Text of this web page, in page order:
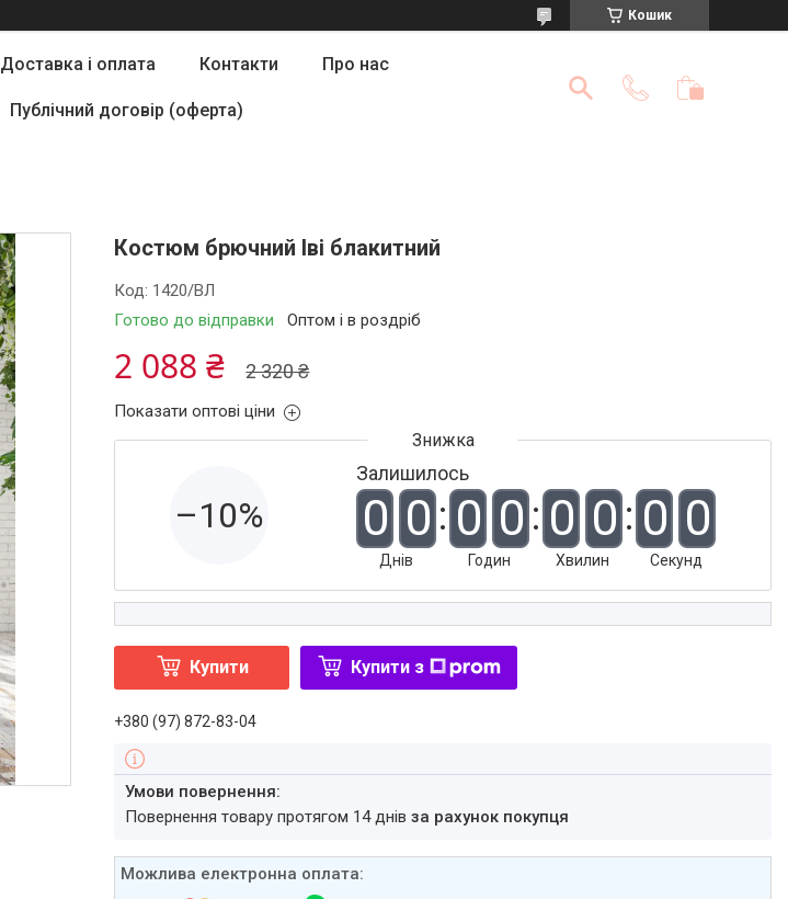
Кошик
Доставка і оплата Контакти Про нас
Публічний договір (оферта)
Костюм брючний Іві блакитний
Готово до відправки Оптом і в роздріб
Код: 1420/ВЛ
2 320 ₴
2 088 ₴
Показати оптові ціни
–10%
Залишилось
0 0
Днів
0 0
Годин
0 0
Хвилин
0 0
Секунд
Купити Купити з
+380 (97) 872-83-04
повернення товару протягом 14 днівза рахунок покупця